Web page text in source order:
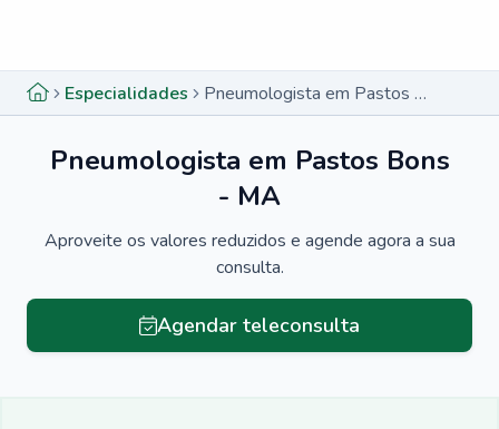
Especialidades Pneumologista em Pastos Bons - MA
Pneumologista em Pastos Bons
- MA
Aproveite os valores reduzidos e agende agora a sua
consulta.
Agendar teleconsulta